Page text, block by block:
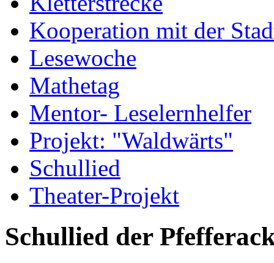
Kooperation mit der
Lesewoche
Mathetag
Mentor- Leselernhelfer
Projekt: "Waldwärts"
Schullied
Theater-Projekt
Schullied der